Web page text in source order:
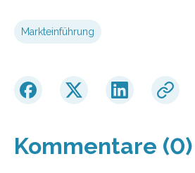
Markteinführung
Kommentare (0)